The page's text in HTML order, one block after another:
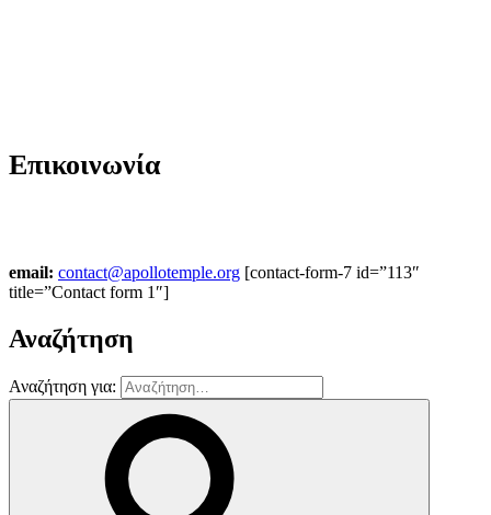
Επικοινωνία
email: contact@apollotemple.org [contact-form-7 id=”113″
title=”Contact form 1″]
Αναζήτηση
Αναζήτηση για: